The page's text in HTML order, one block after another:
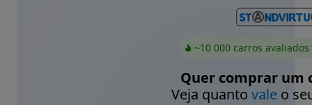
~10 000 carros
Quer comprar um
Veja quanto valeo